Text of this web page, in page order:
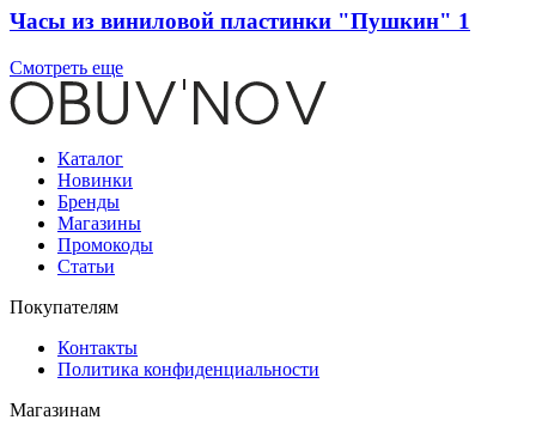
Часы из виниловой пластинки "Пушкин" 1
Смотреть еще
Каталог
Новинки
Бренды
Магазины
Промокоды
Статьи
Покупателям
Контакты
Политика конфиденциальности
Магазинам